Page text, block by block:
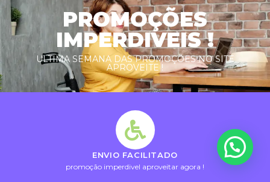
PROMOÇÕES
IMPERDIVEIS !
ULTIMA SEMANA DAS PROMOÇÕES NO SITE
APROVEITE !
ENVIO FACILITADO
promoção imperdivel aproveitar agora !
Como posso te ajudar?